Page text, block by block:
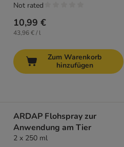
10,99 €
43,96 € / l
Not rated
Zum Warenkorb
hinzufügen
ARDAP Flohspray zur
Anwendung am Tier
2 x 250 ml